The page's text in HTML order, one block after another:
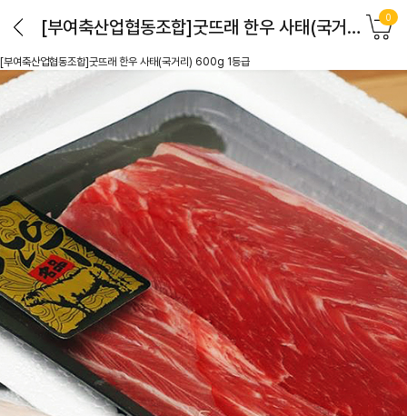
[부여축산업협동조합]굿뜨래 한우 사태(국거리) 600g 1등급 0
[부여축산업협동조합]굿뜨래 한우 사태(국거리) 600g 1등급